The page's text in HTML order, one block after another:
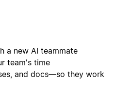
a new AI teammate
team's time
and docs—so they work